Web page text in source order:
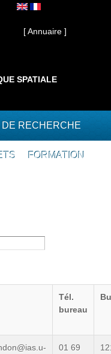
[ Annuaire ]
SPATIALE
RECHERCHE
FORMATION
Tél.
bureau
01 69